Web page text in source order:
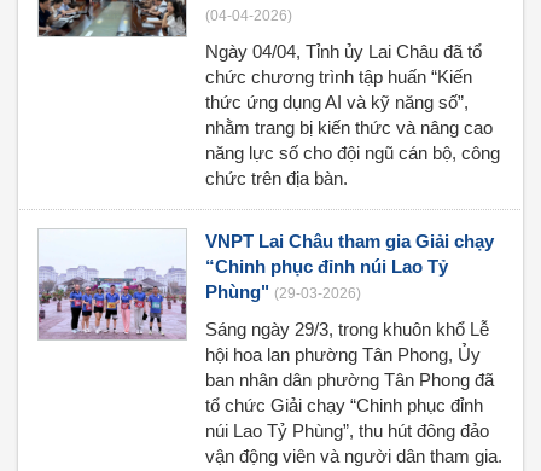
(04-04-2026)
Ngày 04/04, Tỉnh ủy Lai Châu đã tổ
chức chương trình tập huấn “Kiến
thức ứng dụng AI và kỹ năng số”,
nhằm trang bị kiến thức và nâng cao
năng lực số cho đội ngũ cán bộ, công
chức trên địa bàn.
VNPT Lai Châu tham gia Giải chạy
“Chinh phục đỉnh núi Lao Tỷ
Phùng" (29-03-2026)
Sáng ngày 29/3, trong khuôn khổ Lễ
hội hoa lan phường Tân Phong, Ủy
ban nhân dân phường Tân Phong đã
tổ chức Giải chạy “Chinh phục đỉnh
núi Lao Tỷ Phùng”, thu hút đông đảo
vận động viên và người dân tham gia.